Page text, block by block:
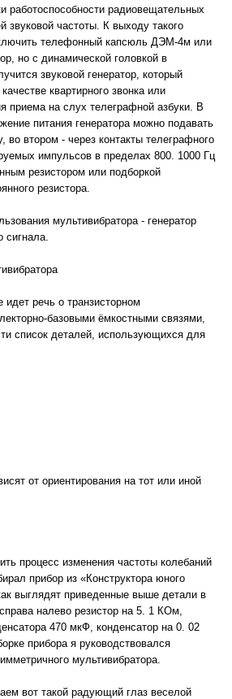
работоспособности радиовещательных
звуковой частоты. К выходу такого
телефонный капсюль ДЭМ-4м или
но с динамической головкой в
звуковой генератор, который
квартирного звонка или
приема на слух телеграфной азбуки. В
питания генератора можно подавать
во втором - через контакты телеграфного
импульсов в пределах 800. 1000 Гц
резистором или подборкой
резистора.
мультивибратора - генератор
сигнала.
идет речь о транзисторном
базовыми ёмкостными связями,
список деталей, использующихся для
от ориентирования на тот или иной
процесс изменения частоты колебаний
прибор из «Конструктора юного
выглядят приведенные выше детали в
налево резистор на 5. 1 КОм,
470 мкФ, конденсатор на 0. 02
прибора я руководствовался
мультивибратора.
вот такой радующий глаз веселой